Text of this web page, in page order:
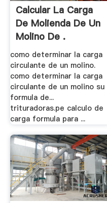
Calcular La Carga
De Molienda De Un
Molino De .
como determinar la carga
circulante de un molino.
como determinar la carga
circulante de un molino su
formula de...
trituradoras.pe calculo de
carga formula para ...